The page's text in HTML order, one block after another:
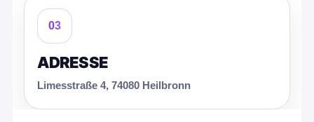
03
ADRESSE
Limesstraße 4, 74080 Heilbronn